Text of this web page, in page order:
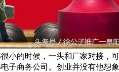
小的时候，一头和厂家对接，
子商务公司。创业并没有他想